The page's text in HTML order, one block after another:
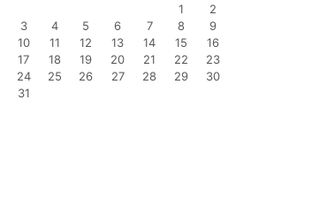
1
2
3
4 5 6 7 8
9
10
11 12 13 14 15
16
17
18 19 20 21 22
23
24
25 26 27 28 29
30
31